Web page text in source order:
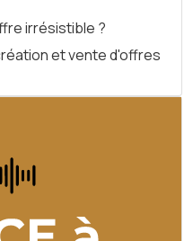
irrésistible ?
et vente d'offres